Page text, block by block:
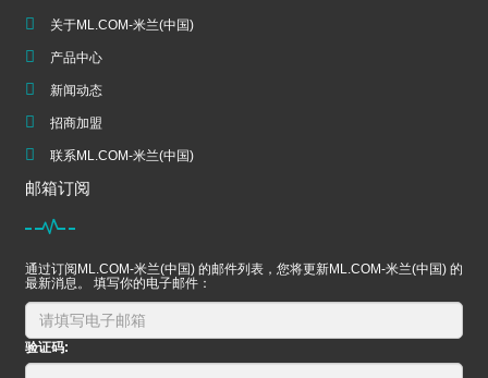
关于ML.COM-米兰(中国)
产品中心
新闻动态
招商加盟
联系ML.COM-米兰(中国)
邮箱订阅
通过订阅ML.COM-米兰(中国) 的邮件列表，您将更新ML.COM-米兰(中国) 的
最新消息。 填写你的电子邮件：
验证码: